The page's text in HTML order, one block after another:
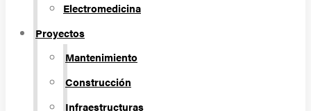
Electromedicina
Proyectos
Mantenimiento
Construcción
Infraestructuras